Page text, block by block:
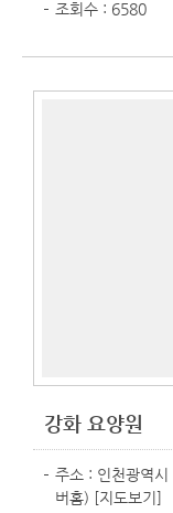
조회수 : 6580
강화 요양원
주소 : 인천광역
버홈) [지도보기]